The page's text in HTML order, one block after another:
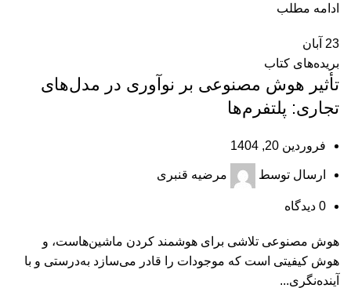
ادامه مطلب
23 آبان
بریده‌های کتاب
تأثیر هوش مصنوعی بر نوآوری در مدل‌های
تجاری: پلتفرم‌ها
فروردین 20, 1404
ارسال توسط مرضیه قنبری
0 دیدگاه
هوش مصنوعی تلاشی برای هوشمند کردن ماشین‌هاست، و
هوش کیفیتی است که موجودات را قادر می‌سازد به‌درستی و با
آینده‌نگری...